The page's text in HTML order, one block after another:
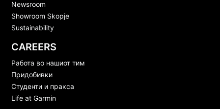
Newsroom
Showroom Skopje
Sustainability
CAREERS
Работа во нашиот тим
Придобивки
Студенти и пракса
Life at Garmin